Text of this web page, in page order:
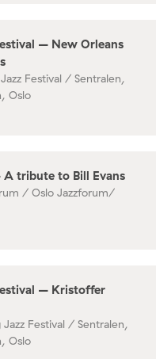
– New Orleans
Festival / Sentralen,
Oslo
tribute to Bill Evans
/ Oslo Jazzforum/
– Kristoffer
Jazz Festival / Sentralen,
Oslo